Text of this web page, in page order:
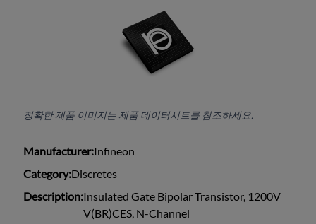
정확한 제품 이미지는 제품 데이터시트를 참조하세요.
Manufacturer:Infineon
Category:Discretes
Description:Insulated Gate Bipolar Transistor, 1200V
V(BR)CES, N-Channel